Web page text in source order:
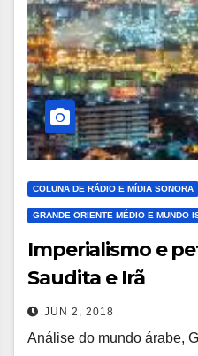
COLUNA DE RÁDIO E MÍDIA SONORA
GRANDE ORIENTE MÉDIO E MUNDO
Imperialismo e
Saudita e Irã
JUN 2, 2018
Análise do mundo árabe,